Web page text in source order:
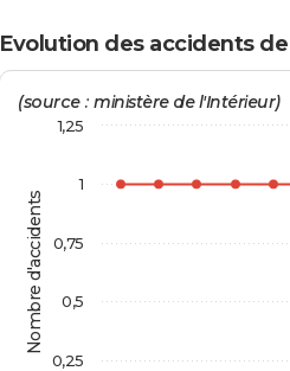
Evolution des accidents
Nombre d'accidents
(source : ministère de l'Intérieur)
0,25
0,5
0,75
1
1,25